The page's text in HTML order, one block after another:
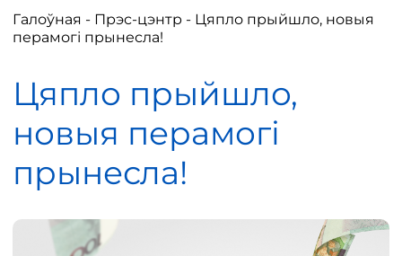
Галоўная - Прэс-цэнтр - Цяпло прыйшло, новыя
перамогі прынесла!
Цяпло прыйшло,
новыя перамогі
прынесла!